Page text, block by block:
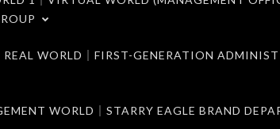
WORLD｜FIRST-GENERATION
WORLD｜STARRY EAGLE BRAND